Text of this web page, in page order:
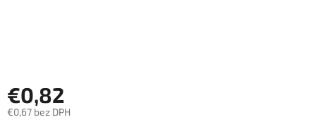
€0,82
€0,67 bez DPH